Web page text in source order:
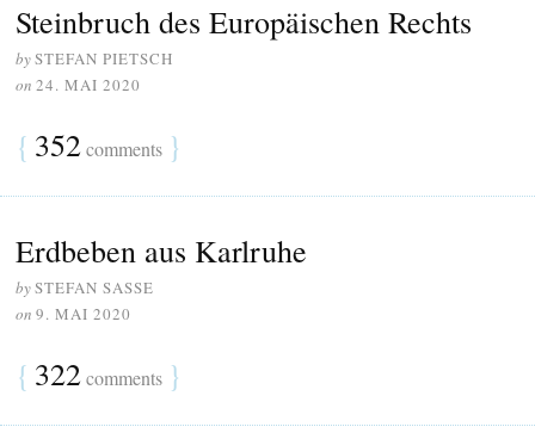
Steinbruch des Europäischen Rechts
bySTEFAN PIETSCH
on 24. MAI 2020
{ 352comments }
Erdbeben aus Karlruhe
bySTEFAN SASSE
on 9. MAI 2020
{ 322comments }